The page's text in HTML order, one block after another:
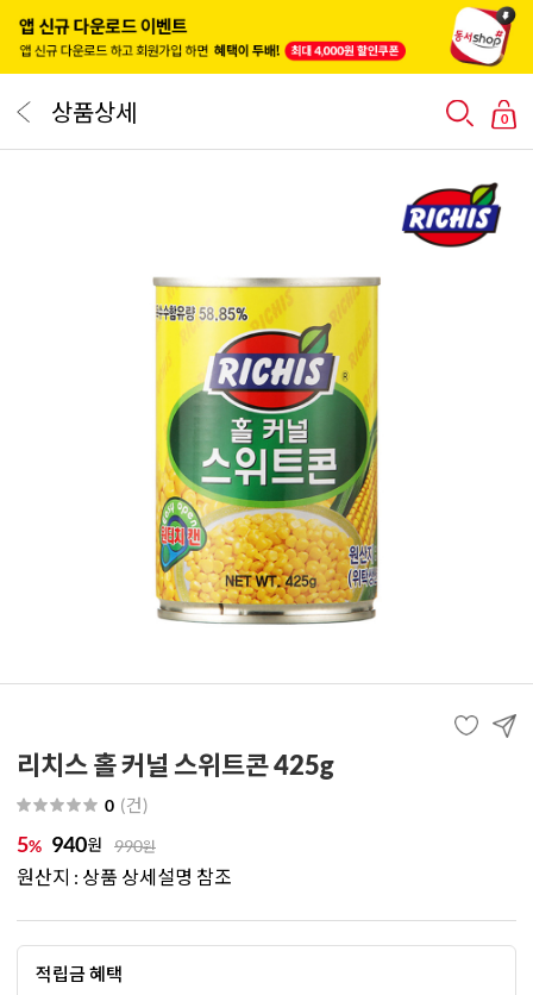
상품상세 0
리치스 홀 커널 스위트콘 425g
0 (건)
5% 940원 990원
원산지 : 상품 상세설명 참조
적립금 혜택